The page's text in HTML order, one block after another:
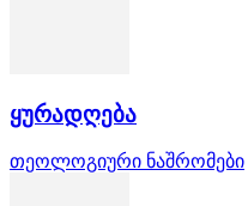
ყურადღება
თეოლოგიური ნაშრომები